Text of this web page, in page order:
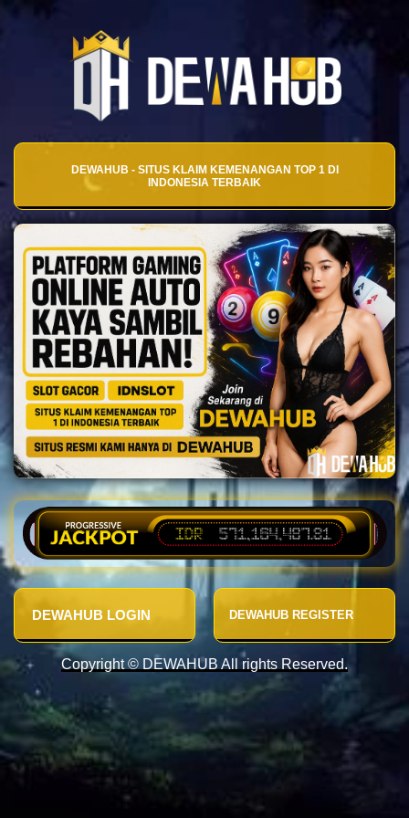
DEWAHUB - SITUS KLAIM KEMENANGAN TOP 1 DI
INDONESIA TERBAIK
DEWAHUB LOGIN DEWAHUB REGISTER
Copyright © DEWAHUB All rights Reserved.